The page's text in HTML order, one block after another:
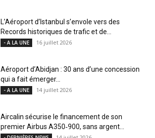
L’Aéroport d’Istanbul s’envole vers des
Records historiques de trafic et de...
- A LA UNE 16 juillet 2026
Aéroport d’Abidjan : 30 ans d’une concession
qui a fait émerger...
- A LA UNE 14 juillet 2026
Aircalin sécurise le financement de son
premier Airbus A350‑900, sans argent...